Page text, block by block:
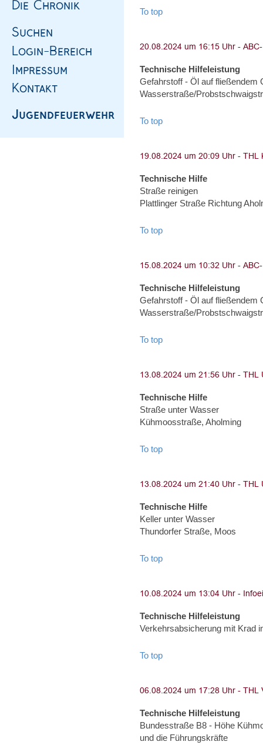
To top
Technische Hilfeleistung
Gefahrstoff - Öl auf fließendem
Wasserstraße/
To top
Technische Hilfe
Straße reinigen
Plattlinger Straße Richtung
To top
Technische Hilfeleistung
Gefahrstoff - Öl auf fließendem
Wasserstraße/
To top
Technische Hilfe
Straße unter Wasser
Kühmoosstraße, Aholming
To top
Technische Hilfe
Keller unter Wasser
Thundorfer Straße, Moos
To top
Technische Hilfeleistung
Verkehrsabsicherung mit Krad
To top
Technische Hilfeleistung
Bundesstraße B8 - Höhe
und die Führungskräfte